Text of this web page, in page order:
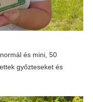
és mini, 50
győzteseket és